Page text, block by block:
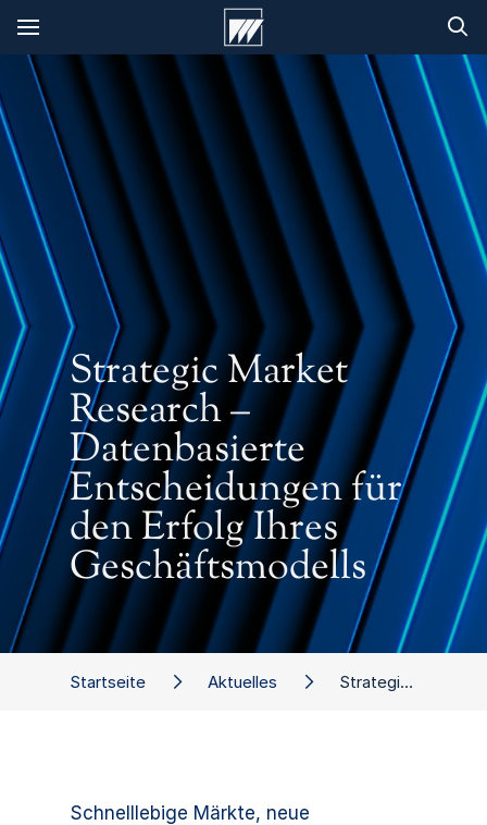
Schnelllebige Märkte, neue
Startseite Aktuelles Strategic Market Research – Datenbasierte Entscheidungen für den Erfolg Ihres Geschäftsmodells
Strategic Market
Research –
Datenbasierte
Entscheidungen für
den Erfolg Ihres
Geschäftsmodells